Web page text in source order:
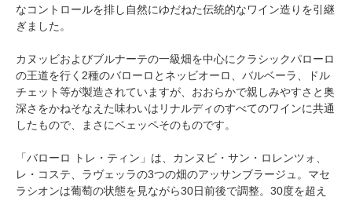
なコントロールを排し自然にゆだねた伝統的なワイン造りを引継
ぎました。
カヌッビおよびブルナーテの一級畑を中心にクラシックパローロ
の王道を行く2種のバローロとネッビオーロ、バルベーラ、ドル
チェット等が製造されていますが、おおらかで親しみやすさと奥
深さをかねそなえた味わいはリナルディのすべてのワインに共通
したもので、まさにベェッペそのものです。
「バローロ トレ・ティン」は、カンヌビ・サン・ロレンツォ、
レ・コステ、ラヴェッラの3つの畑のアッサンブラージュ。マセ
ラシオンは葡萄の状態を見ながら30日前後で調整。30度を超え